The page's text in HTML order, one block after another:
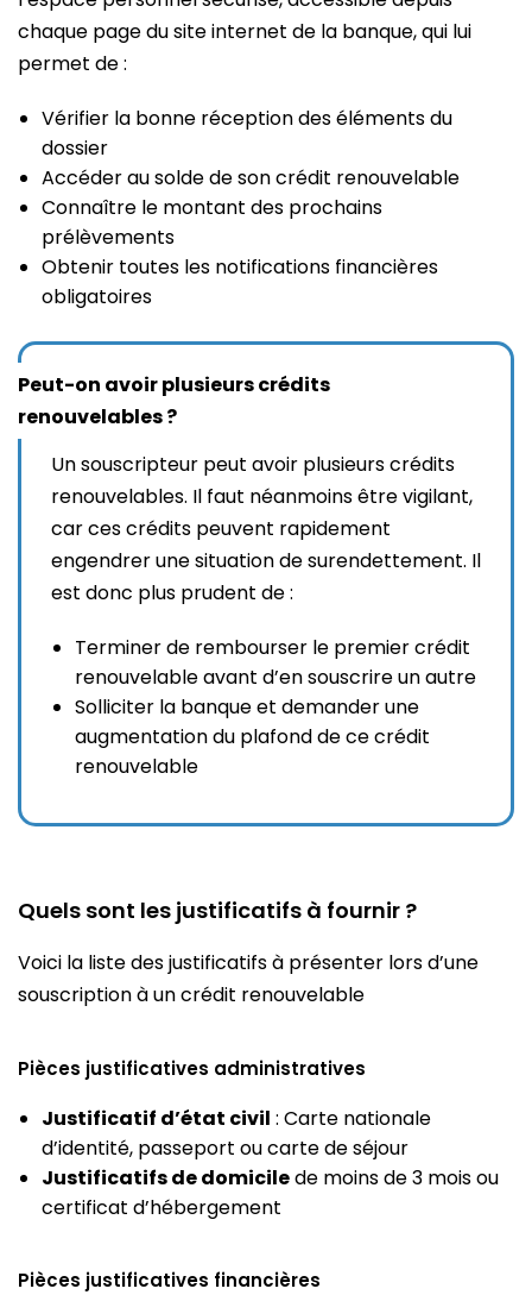
chaque page du site internet de la banque, qui lui
permet de :
Vérifier la bonne réception des éléments du
dossier
Accéder au solde de son crédit renouvelable
Connaître le montant des prochains
prélèvements
Obtenir toutes les notifications financières
obligatoires
Peut-on avoir plusieurs crédits
renouvelables ?
Un souscripteur peut avoir plusieurs crédits
renouvelables. Il faut néanmoins être vigilant,
car ces crédits peuvent rapidement
engendrer une situation de surendettement. Il
est donc plus prudent de :
Terminer de rembourser le premier crédit
renouvelable avant d’en souscrire un autre
Solliciter la banque et demander une
augmentation du plafond de ce crédit
renouvelable
Quels sont les justificatifs à fournir ?
Voici la liste des justificatifs à présenter lors d’une
souscription à un crédit renouvelable
Pièces justificatives administratives
Justificatif d’état civil : Carte nationale
d’identité, passeport ou carte de séjour
Justificatifs de domicilede moins de 3 mois ou
certificat d’hébergement
Pièces justificatives financières